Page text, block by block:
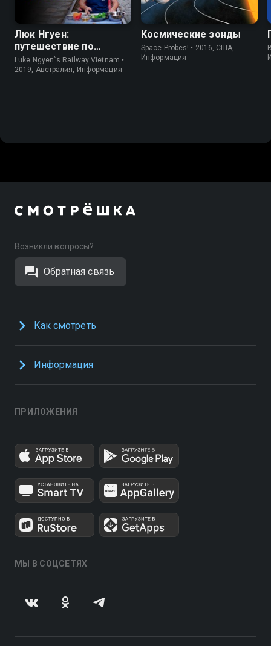
Люк Нгуен:
путешествие по
Вьетнаму
Luke Ngyen`s Railway Vietnam •
2019, Австралия, Информация
Космические зонды
Space Probes! • 2016, США,
Информация
Возникли вопросы?
Обратная связь
Как смотреть
Информация
ПРИЛОЖЕНИЯ
МЫ В СОЦСЕТЯХ